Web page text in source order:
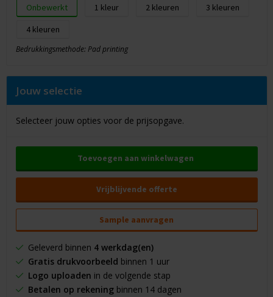
Onbewerkt 1 2
3
4
Bedrukkingsmethode: Pad printing
Jouw selectie
Selecteer jouw opties voor de prijsopgave.
Toevoegen aan winkelwagen
Vrijblijvende offerte
Sample aanvragen
Geleverd binnen 4 werkdag(en)
Gratis drukvoorbeeld binnen 1 uur
Logo uploaden in de volgende stap
Betalen op rekeningbinnen 14 dagen